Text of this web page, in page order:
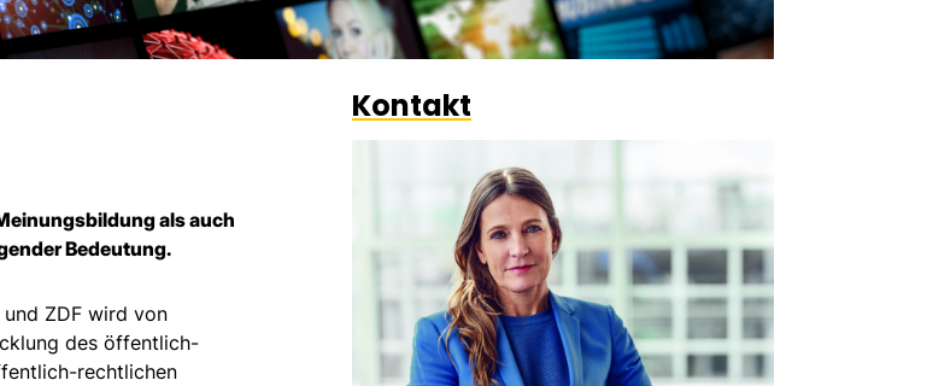
als auch
Bedeutung.
ZDF wird von
des öffentlich-
rechtlichen
Kontakt